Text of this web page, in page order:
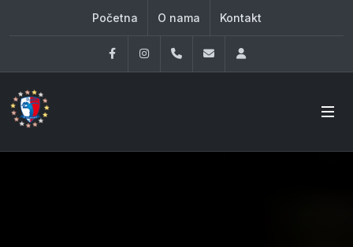
Početna O nama Kontakt
FacebookInstagram060 33 86 930